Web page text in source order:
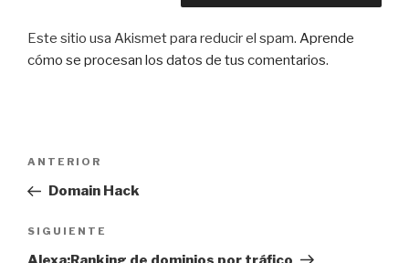
Este sitio usa Akismet para reducir el spam. Aprende
cómo se procesan los datos de tus comentarios.
entradas
Entrada
anterior:
ANTERIOR
Domain Hack
Siguiente
entrada
SIGUIENTE